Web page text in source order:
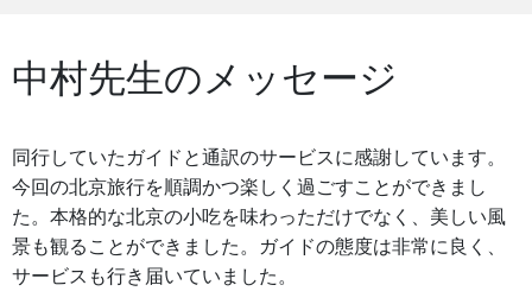
中村先生のメッセージ
同行していたガイドと通訳のサービスに感謝しています。
今回の北京旅行を順調かつ楽しく過ごすことができまし
た。本格的な北京の小吃を味わっただけでなく、美しい風
景も観ることができました。ガイドの態度は非常に良く、
サービスも行き届いていました。